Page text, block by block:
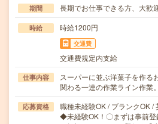
期間 長期でお仕事できる方、大歓
時給 時給1200円
交通費
交通費規定内支給
仕事内容
スーパーに並ぶ洋菓子を作る
関わる一連の作業ライン作
応募資格
職種未経験OK / ブランクOK /
◆未経験OK！〇まずは事前